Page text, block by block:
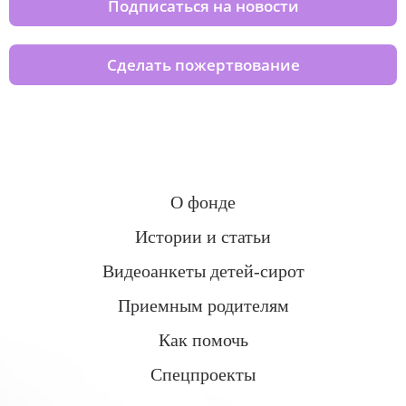
Подписаться на новости
Сделать пожертвование
О фонде
Истории и статьи
Видеоанкеты детей-сирот
Приемным родителям
Как помочь
Спецпроекты